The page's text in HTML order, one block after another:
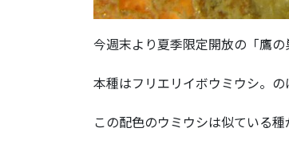
今週末より夏季限定開放の「鷹
本種はフリエリイボウミウシ。の
この配色のウミウシは似ている種